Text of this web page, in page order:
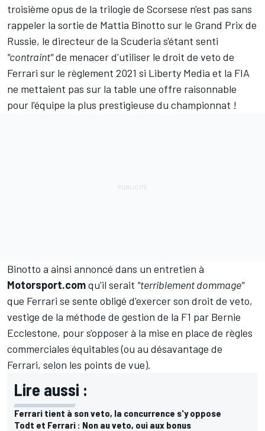
troisième opus de la trilogie de Scorsese n'est pas sans
rappeler la sortie de Mattia Binotto sur le Grand Prix de
Russie, le directeur de la Scuderia s'étant senti
"contraint"de menacer d'utiliser le droit de veto de
Ferrari sur le règlement 2021 si Liberty Media et la FIA
ne mettaient pas sur la table une offre raisonnable
pour l'équipe la plus prestigieuse du championnat !
Binotto a ainsi annoncé dans un entretien à
Motorsport.comqu'il serait "terriblement dommage"
que Ferrari se sente obligé d'exercer son droit de veto,
vestige de la méthode de gestion de la F1 par Bernie
Ecclestone, pour s'opposer à la mise en place de règles
commerciales équitables (ou au désavantage de
Ferrari, selon les points de vue).
Lire aussi :
Ferrari tient à son veto, la concurrence s'y oppose
Todt et Ferrari : Non au veto, oui aux bonus